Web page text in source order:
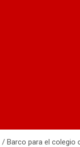
Barco para el colegio